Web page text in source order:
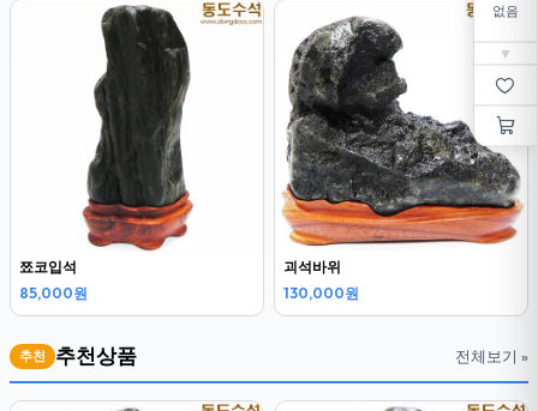
없음
▼
쬬코입석
85,000원
괴석바위
130,000원
추천 추천상품 전체보기 »